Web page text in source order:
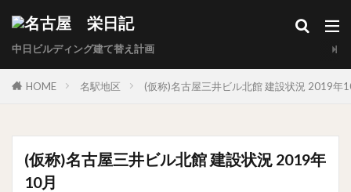
中日ビルディング建て替え計画
HOME 名駅地区 (仮称)名古屋三井ビル北館 建設状況 2019年
(仮称)名古屋三井ビル北館 建設状況 2019年
10月